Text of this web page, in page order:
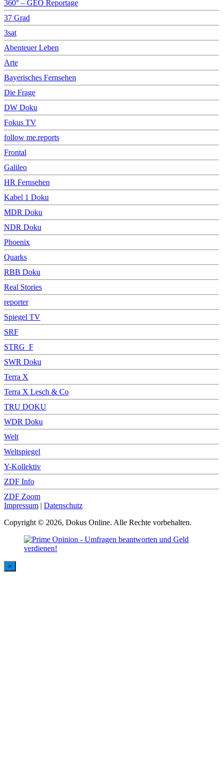
360° – GEO Reportage
37 Grad
3sat
Abenteuer Leben
Arte
Bayerisches Fernsehen
Die Frage
DW Doku
Fokus TV
follow me.reports
Frontal
Galileo
HR Fernsehen
Kabel 1 Doku
MDR Doku
NDR Doku
Phoenix
Quarks
RBB Doku
Real Stories
reporter
Spiegel TV
SRF
STRG_F
SWR Doku
Terra X
Terra X Lesch & Co
TRU DOKU
WDR Doku
Welt
Weltspiegel
Y-Kollektiv
ZDF Info
ZDF Zoom
Impressum | Datenschutz
Copyright © 2026, Dokus Online. Alle Rechte vorbehalten.
×